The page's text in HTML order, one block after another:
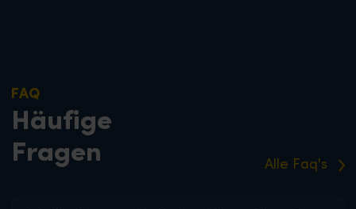
FAQ
Häufige
Fragen
Alle Faq's